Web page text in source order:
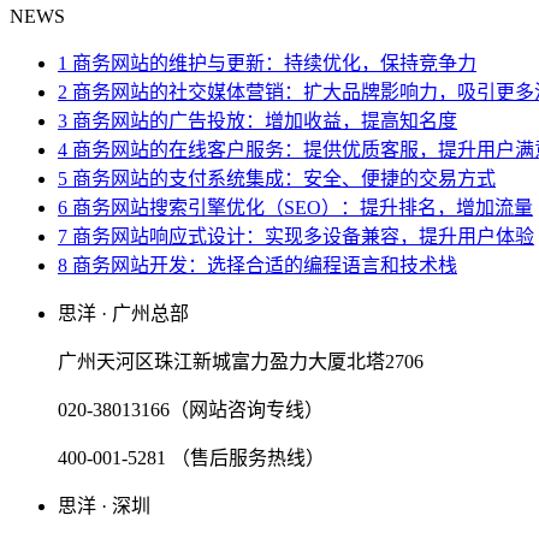
NEWS
1 商务网站的维护与更新：持续优化，保持竞争力
2 商务网站的社交媒体营销：扩大品牌影响力，吸引更多
3 商务网站的广告投放：增加收益，提高知名度
4 商务网站的在线客户服务：提供优质客服，提升用户满
5 商务网站的支付系统集成：安全、便捷的交易方式
6 商务网站搜索引擎优化（SEO）：提升排名，增加流量
7 商务网站响应式设计：实现多设备兼容，提升用户体验
8 商务网站开发：选择合适的编程语言和技术栈
思洋 · 广州总部
广州天河区珠江新城富力盈力大厦北塔2706
020-38013166（网站咨询专线）
400-001-5281 （售后服务热线）
思洋 · 深圳